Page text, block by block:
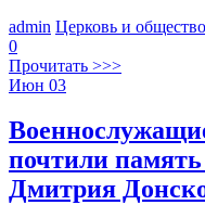
admin Церковь и общество
0
Прочитать >>>
Июн 03
почтили память
Дмитрия